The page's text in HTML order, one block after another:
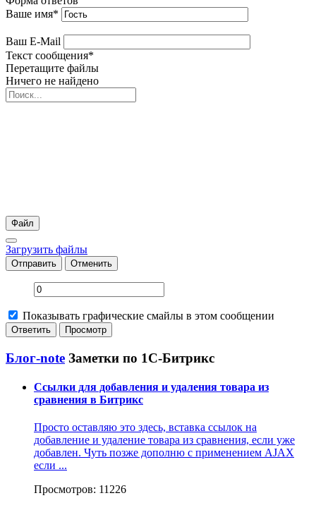
Ваше имя*
Ваш E-Mail
Текст сообщения*
Перетащите файлы
Ничего не найдено
Файл
Загрузить файлы
Отправить Отменить
Показывать графические смайлы в этом сообщении
Блог-note Заметки по 1С-Битрикс
Ссылки для добавления и удаления товара из
сравнения в Битрикс
Просто оставляю это здесь, вставка ссылок на
добавление и удаление товара из сравнения, если уже
добавлен. Чуть позже дополню с применением AJAX
если ...
Просмотров: 11226